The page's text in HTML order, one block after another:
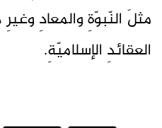
مثلَ النّبوّةِ والمعادِ
العقائدِ الإسلاميّةِ.